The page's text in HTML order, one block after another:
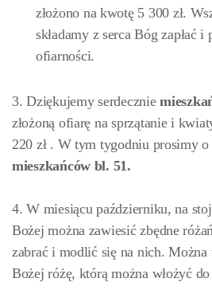
złożono na kwotę 5 300 zł.
składamy z serca Bóg zapłać
ofiarności.
3. Dziękujemy serdecznie
złożoną ofiarę na sprzątanie i
220 zł . W tym tygodniu prosimy o
mieszkańców bl. 51.
4. W miesiącu październiku, na
Bożej można zawiesić zbędne
zabrać i modlić się na nich. Można
Bożej różę, którą można włożyć